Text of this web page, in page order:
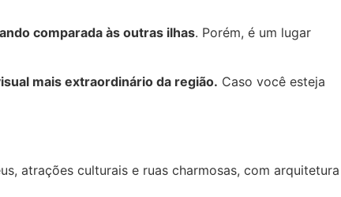
comparada às outras ilhas. Porém, é um lugar
mais extraordinário da região. Caso você esteja
atrações culturais e ruas charmosas, com arquitetura